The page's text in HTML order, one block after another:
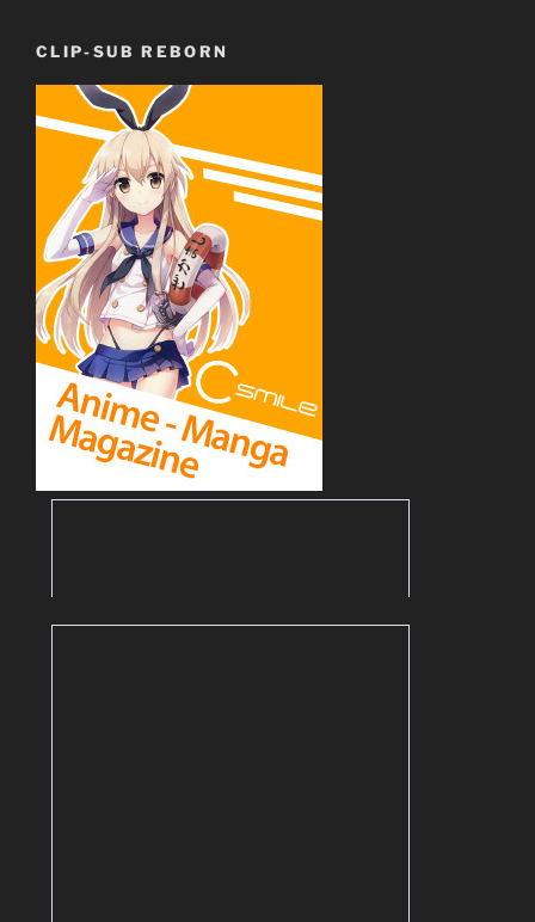
CLIP-SUB REBORN